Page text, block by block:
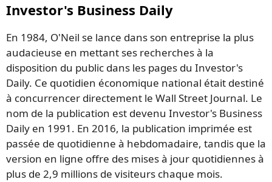
Investor's Business Daily
En 1984, O'Neil se lance dans son entreprise la plus
audacieuse en mettant ses recherches à la
disposition du public dans les pages du Investor's
Daily. Ce quotidien économique national était destiné
à concurrencer directement le Wall Street Journal. Le
nom de la publication est devenu Investor's Business
Daily en 1991. En 2016, la publication imprimée est
passée de quotidienne à hebdomadaire, tandis que la
version en ligne offre des mises à jour quotidiennes à
plus de 2,9 millions de visiteurs chaque mois.